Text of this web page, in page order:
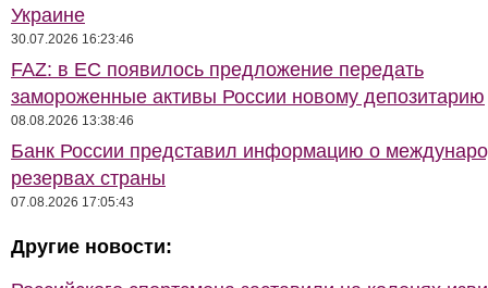
Украине
30.07.2026 16:23:46
FAZ: в ЕС появилось предложение передать
замороженные активы России новому депозитарию
08.08.2026 13:38:46
Банк России представил информацию о
резервах страны
07.08.2026 17:05:43
Другие новости: